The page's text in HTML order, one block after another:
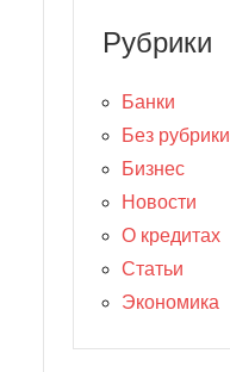
Рубрики
Банки
Без рубрики
Бизнес
Новости
О кредитах
Статьи
Экономика